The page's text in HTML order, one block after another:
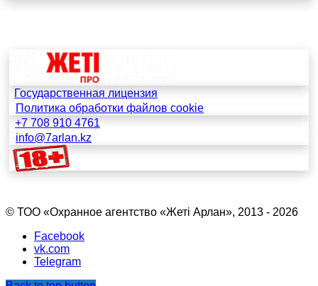
Государственная лицензия
Политика обработки файлов cookie
+7 708 910 4761
info@7arlan.kz
© ТОО «Охранное агентство «Жетi Арлан», 2013 - 2026
Facebook
vk.com
Telegram